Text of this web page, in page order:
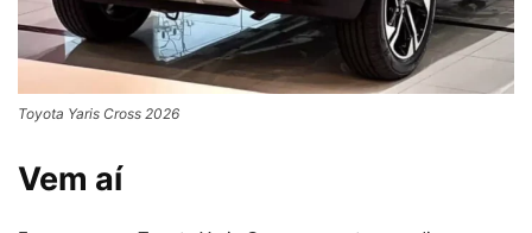
Toyota Yaris Cross 2026
Vem aí